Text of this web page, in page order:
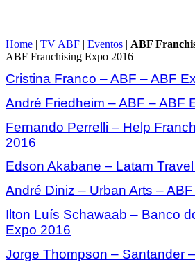
Home | TV ABF | Eventos | ABF
ABF Franchising Expo 2016
Cristina Franco – ABF – ABF
André Friedheim – ABF – ABF
Fernando Perrelli – Help
2016
Edson Akabane – Latam
André Diniz – Urban Arts –
Ilton Luís Schawaab – Banco
Expo 2016
Jorge Thompson – Santander